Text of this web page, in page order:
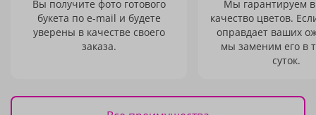
Вы получите фото готового
букета по e-mail и будете
уверены в качестве своего
заказа.
Мы гарантируем
качество цветов.
оправдает ваших
мы заменим его в
суток.